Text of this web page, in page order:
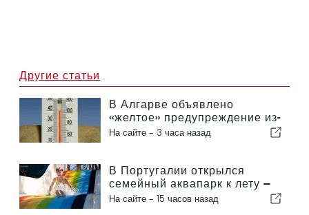
Другие статьи
В Алгарве объявлено
«желтое» предупреждение из-
за высоких температур
На сайте - 3 часа назад
В Португалии открылся
семейный аквапарк к лету —
билеты стоят 2 евро
На сайте - 15 часов назад